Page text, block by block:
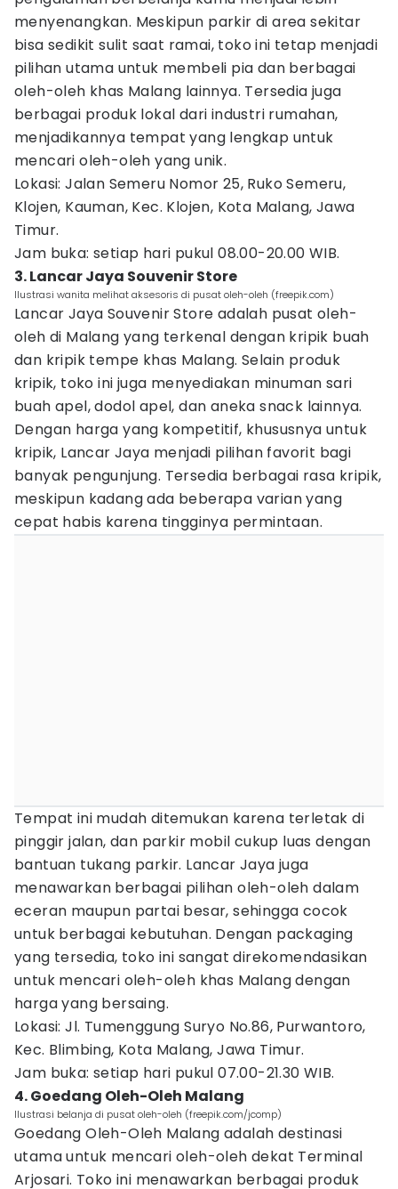
menyenangkan. Meskipun parkir di area sekitar
bisa sedikit sulit saat ramai, toko ini tetap menjadi
pilihan utama untuk membeli pia dan berbagai
oleh-oleh khas Malang lainnya. Tersedia juga
berbagai produk lokal dari industri rumahan,
menjadikannya tempat yang lengkap untuk
mencari oleh-oleh yang unik.
Lokasi: Jalan Semeru Nomor 25, Ruko Semeru,
Klojen, Kauman, Kec. Klojen, Kota Malang, Jawa
Timur.
Jam buka: setiap hari pukul 08.00-20.00 WIB.
3. Lancar Jaya Souvenir Store
Ilustrasi wanita melihat aksesoris di pusat oleh-oleh (freepik.com)
Lancar Jaya Souvenir Store adalah pusat oleh-
oleh di Malang yang terkenal dengan kripik buah
dan kripik tempe khas Malang. Selain produk
kripik, toko ini juga menyediakan minuman sari
buah apel, dodol apel, dan aneka snack lainnya.
Dengan harga yang kompetitif, khususnya untuk
kripik, Lancar Jaya menjadi pilihan favorit bagi
banyak pengunjung. Tersedia berbagai rasa kripik,
meskipun kadang ada beberapa varian yang
cepat habis karena tingginya permintaan.
Tempat ini mudah ditemukan karena terletak di
pinggir jalan, dan parkir mobil cukup luas dengan
bantuan tukang parkir. Lancar Jaya juga
menawarkan berbagai pilihan oleh-oleh dalam
eceran maupun partai besar, sehingga cocok
untuk berbagai kebutuhan. Dengan packaging
yang tersedia, toko ini sangat direkomendasikan
untuk mencari oleh-oleh khas Malang dengan
harga yang bersaing.
Lokasi: Jl. Tumenggung Suryo No.86, Purwantoro,
Kec. Blimbing, Kota Malang, Jawa Timur.
Jam buka: setiap hari pukul 07.00-21.30 WIB.
4. Goedang Oleh-Oleh Malang
Ilustrasi belanja di pusat oleh-oleh (freepik.com/jcomp)
Goedang Oleh-Oleh Malang adalah destinasi
utama untuk mencari oleh-oleh dekat Terminal
Arjosari. Toko ini menawarkan berbagai produk